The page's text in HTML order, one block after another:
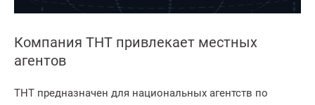
Компания THT привлекает местных
агентов
THT предназначен для национальных агентств по